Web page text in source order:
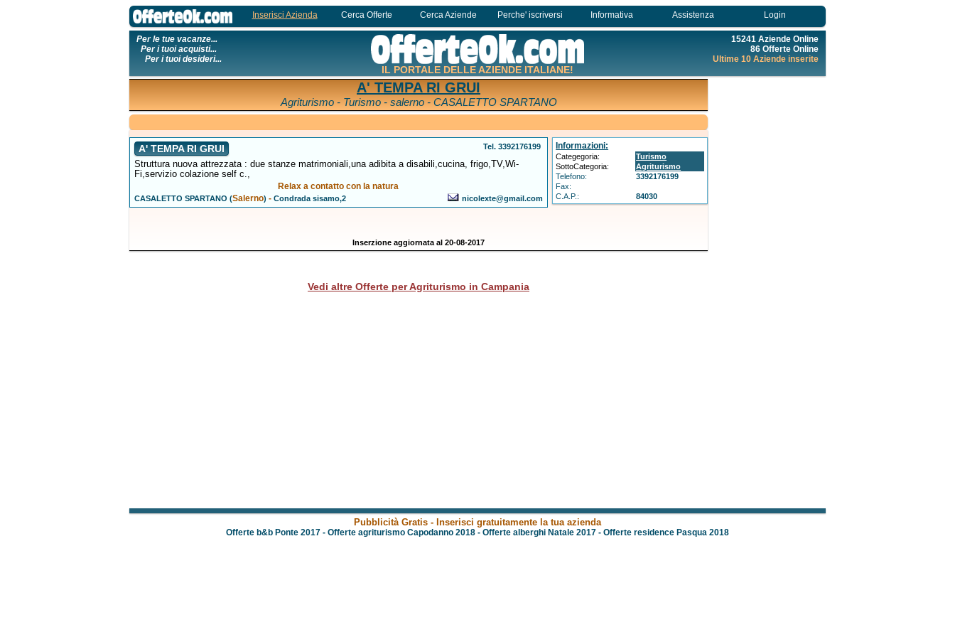
Inserisci Azienda Cerca Offerte Cerca Aziende Perche' iscriversi Informativa Assistenza Login
Per le tue vacanze...
Per i tuoi acquisti...
Per i tuoi desideri...
IL PORTALE DELLE AZIENDE ITALIANE!
15241 Aziende Online
86 Offerte Online
Ultime 10 Aziende inserite
A' TEMPA RI GRUI
Agriturismo - Turismo - salerno - CASALETTO SPARTANO
A' TEMPA RI GRUI Tel. 3392176199
Struttura nuova attrezzata : due stanze matrimoniali,una adibita a disabili,cucina, frigo,TV,Wi-
Fi,servizio colazione self c.,
Relax a contatto con la natura
CASALETTO SPARTANO (Salerno) -Condrada sisamo,2 nicolexte@gmail.com
Informazioni:
Categegoria:
Turismo
SottoCategoria:
Agriturismo
Telefono:
3392176199
Fax:
C.A.P.:
84030
Inserzione aggiornata al 20-08-2017
Vedi altre Offerte per Agriturismo in Campania
Pubblicità Gratis - Inserisci gratuitamente la tua azienda
Offerte b&b Ponte 2017 - Offerte agriturismo Capodanno 2018 - Offerte alberghi Natale 2017 - Offerte residence Pasqua 2018